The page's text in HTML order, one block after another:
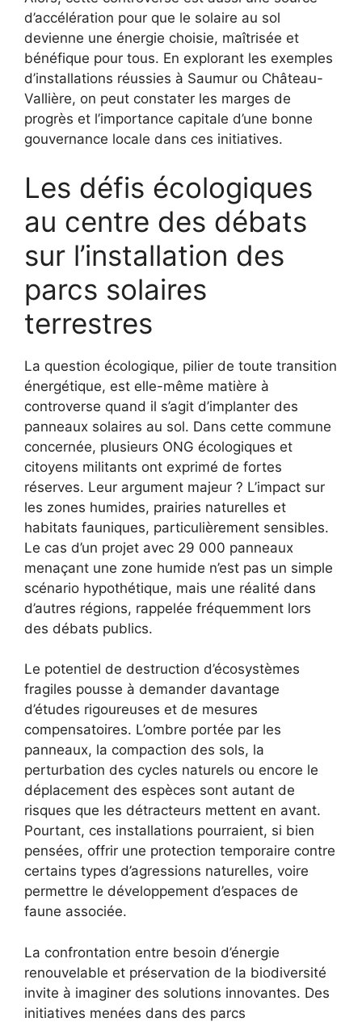
d’accélération pour que le solaire au sol
devienne une énergie choisie, maîtrisée et
bénéfique pour tous. En explorant les exemples
d’installations réussies à Saumur ou Château-
Vallière, on peut constater les marges de
progrès et l’importance capitale d’une bonne
gouvernance locale dans ces initiatives.
Les défis écologiques
au centre des débats
sur l’installation des
parcs solaires
terrestres
La question écologique, pilier de toute transition
énergétique, est elle-même matière à
controverse quand il s’agit d’implanter des
panneaux solaires au sol. Dans cette commune
concernée, plusieurs ONG écologiques et
citoyens militants ont exprimé de fortes
réserves. Leur argument majeur ? L’impact sur
les zones humides, prairies naturelles et
habitats fauniques, particulièrement sensibles.
Le cas d’un projet avec 29 000 panneaux
menaçant une zone humide n’est pas un simple
scénario hypothétique, mais une réalité dans
d’autres régions, rappelée fréquemment lors
des débats publics.
Le potentiel de destruction d’écosystèmes
fragiles pousse à demander davantage
d’études rigoureuses et de mesures
compensatoires. L’ombre portée par les
panneaux, la compaction des sols, la
perturbation des cycles naturels ou encore le
déplacement des espèces sont autant de
risques que les détracteurs mettent en avant.
Pourtant, ces installations pourraient, si bien
pensées, offrir une protection temporaire contre
certains types d’agressions naturelles, voire
permettre le développement d’espaces de
faune associée.
La confrontation entre besoin d’énergie
renouvelable et préservation de la biodiversité
invite à imaginer des solutions innovantes. Des
initiatives menées dans des parcs